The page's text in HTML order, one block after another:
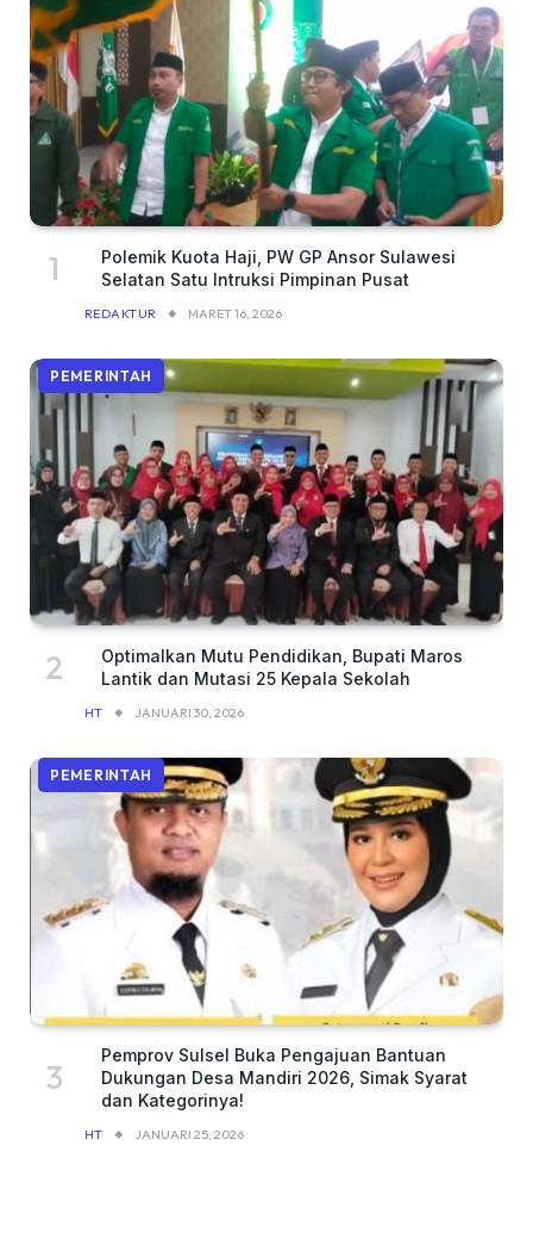
Polemik Kuota Haji, PW GP Ansor Sulawesi
Selatan Satu Intruksi Pimpinan Pusat
REDAKTUR MARET 16, 2026
PEMERINTAH
Optimalkan Mutu Pendidikan, Bupati Maros
Lantik dan Mutasi 25 Kepala Sekolah
HT JANUARI 30, 2026
PEMERINTAH
Pemprov Sulsel Buka Pengajuan Bantuan
Dukungan Desa Mandiri 2026, Simak Syarat
dan Kategorinya!
HT JANUARI 25, 2026